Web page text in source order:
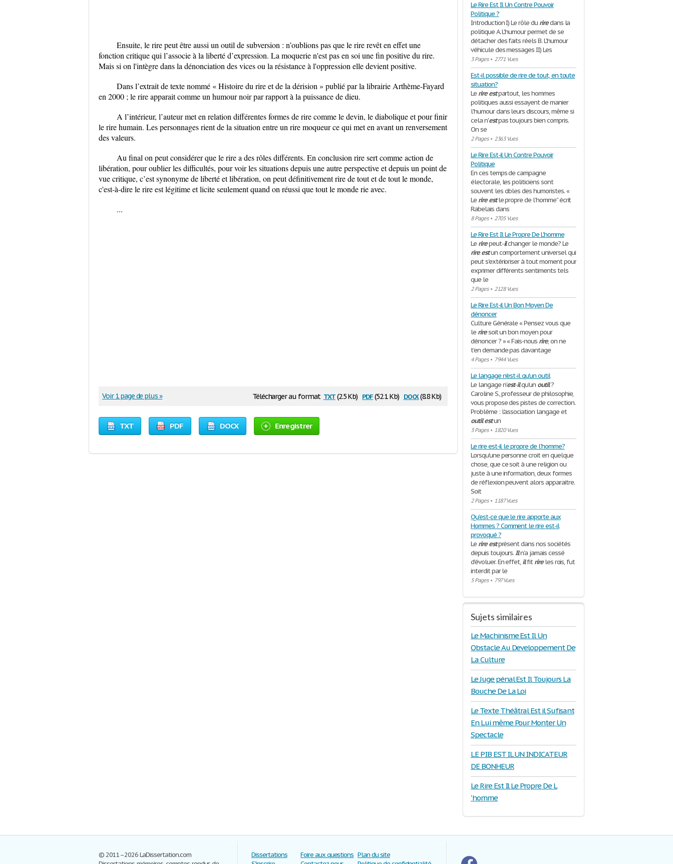
Ensuite, le rire peut être aussi un outil de subversion : n’oublions pas que le rire revêt en effet une
fonction critique qui l’associe à la liberté d’expression. La moquerie n'est pas en soi une fin positive du rire.
Mais si on l'intègre dans la dénonciation des vices ou la résistance à l'oppression elle devient positive.
Dans l’extrait de texte nommé « Histoire du rire et de la dérision » publié par la librairie Arthème-Fayard
en 2000 ; le rire apparait comme un humour noir par rapport à la puissance de dieu.
A l’intérieur, l’auteur met en relation différentes formes de rire comme le devin, le diabolique et pour finir
le rire humain. Les personnages rient de la situation entre un rire moqueur ce qui met en avant un renversement
des valeurs.
Au final on peut considérer que le rire a des rôles différents. En conclusion rire sert comme action de
libération, pour oublier les difficultés, pour voir les situations depuis une autre perspective et depuis un point de
vue critique, c’est synonyme de liberté et libération, on peut définitivement rire de tout et de tout le monde,
c'est-à-dire le rire est légitime et licite seulement quand on réussi que tout le monde rie avec.
...
Télécharger au format txt(2.5 Kb) pdf(52.1 Kb) docx(8.8 Kb)
Voir 1 page de plus »
TXT PDF DOCX Enregistrer
Le Rire Est Il Un Contre Pouvoir
Politique ?
Introduction I) Le rôle duriredans la
politique A. L'humour permet de se
détacher des faits réels B. L'humour
véhicule des messages II) Les
3 Pages• 2771 Vues
Est-il possible de rire de tout, en toute
situation?
Le rire estpartout, les hommes
politiques aussi essayent de manier
l'humour dans leurs discours, même si
cela n'estpas toujours bien compris.
On se
2 Pages• 2363 Vues
Le Rire Est-il Un Contre Pouvoir
Politique
En ces temps de campagne
électorale, les politiciens sont
souvent les cibles des humoristes. «
Le rire estle propre de l’homme’’ écrit
Rabelais dans
8 Pages• 2705 Vues
Le Rire Est Il Le Propre De L'homme
Le rirepeut-ilchanger le monde? Le
rire estun comportement universel qui
peut s'extérioriser à tout moment pour
exprimer différents sentiments tels
que le
2 Pages• 2128 Vues
Le Rire Est-il Un Bon Moyen De
dénoncer
Culture Générale « Pensez vous que
le riresoit un bon moyen pour
dénoncer ? » « Fais-nous rire, on ne
t’en demande pas davantage
4 Pages• 7944 Vues
Le langage n'est-il qu'un outil
Le langage n'est-ilqu'un outil?
Caroline S., professeur de philosophie,
vous propose des pistes de correction.
Problème : l'association langage et
outil estun
3 Pages• 1820 Vues
Le rire est-il le propre de l'homme?
Lorsqu'une personne croit en quelque
chose, que ce soit à une religion ou
juste à une information, deux formes
de réflexion peuvent alors apparaitre.
Soit
2 Pages• 1187 Vues
Qu’est-ce que le rire apporte aux
Hommes ? Comment le rire est-il
provoqué ?
Le rire estprésent dans nos sociétés
depuis toujours.Iln’a jamais cessé
d’évoluer. En effet, ilfitrireles rois, fut
interdit par le
5 Pages• 797 Vues
Sujets similaires
Le Machinisme Est Il Un
Obstacle Au Developpement De
La Culture
Le Juge pénal Est Il Toujours La
Bouche De La Loi
Le Texte Théâtral Est il Sufisant
En Lui même Pour Monter Un
Spectacle
LE PIB EST IL UN INDICATEUR
DE BONHEUR
Le Rire Est Il Le Propre De L
'homme
© 2011–2026 LaDissertation.com
Dissertations
Foire aux questions Plan du site